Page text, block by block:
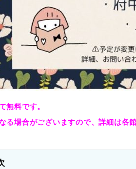
無料です。
る場合がございますので、詳細は各